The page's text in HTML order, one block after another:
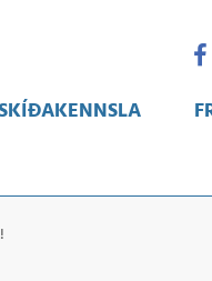
Leita